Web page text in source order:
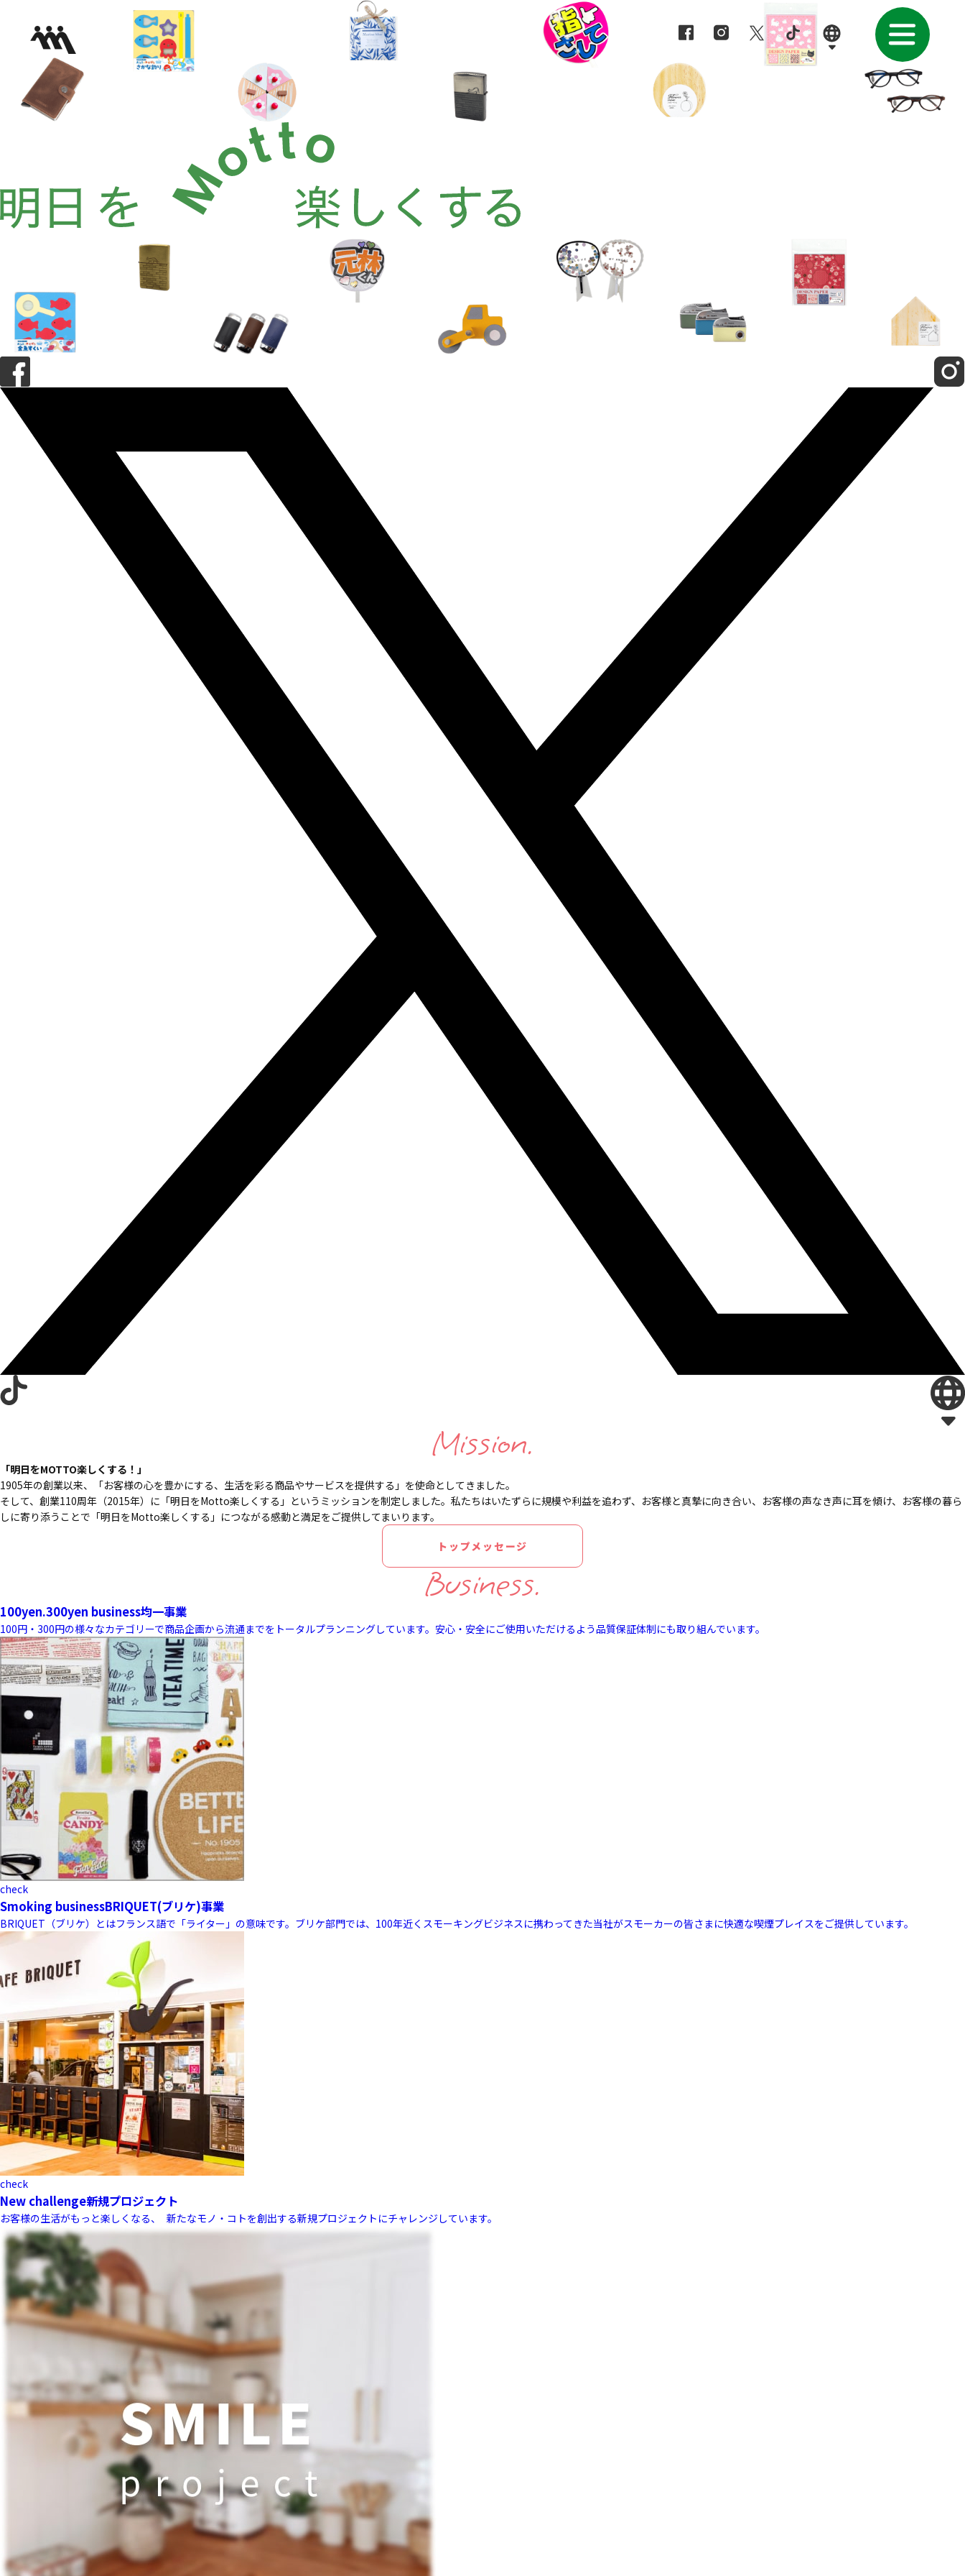
Mission.
「明日をMOTTO楽しくする！」
1905年の創業以来、
「お客様の心を豊かにする、 生活を彩る商品やサービスを提供する」を使命としてきました。
そして、創業110周年（2015年）に 「明日をMotto楽しくする」という ミッションを制定しました。 私たちはいたずらに規模や利益を追わず、 お客様と真摯に向き合い、 お客様の声なき声に耳を傾け、 お客様の暮ら
しに寄り添うことで 「明日をMotto楽しくする」につながる感動と満足をご提供してまいります。
トップメッセージ
Business.
100yen.300yen business均一事業
100円・300円の様々なカテゴリーで商品企画から流通までをトータルプランニングしています。安心・安全にご使用いただけるよう品質保証体制にも取り組んでいます。
check
Smoking businessBRIQUET(ブリケ)事業
BRIQUET（ブリケ）とはフランス語で「ライター」の意味です。ブリケ部門では、100年近くスモーキングビジネスに携わってきた当社がスモーカーの皆さまに快適な喫煙プレイスをご提供しています。
check
New challenge新規プロジェクト
お客様の生活がもっと楽しくなる、 新たなモノ・コトを創出する新規プロジェクトにチャレンジしています。